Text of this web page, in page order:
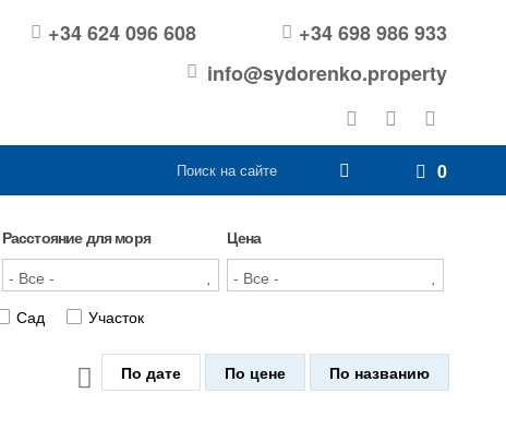
+34 698 986 933
+34 624 096 608
info@sydorenko.property
0
Расстояние для моря Цена
Сад Участок
По дате По цене По названию